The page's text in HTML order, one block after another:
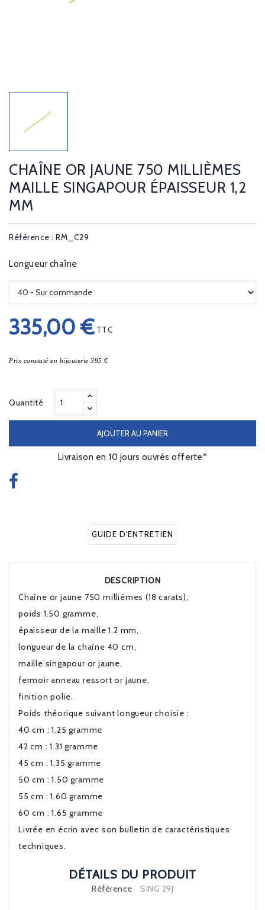
CHAÎNE OR JAUNE 750 MILLIÈMES
MAILLE SINGAPOUR ÉPAISSEUR 1,2
MM
Référence : RM_C29
Longueur chaîne
335,00 € TTC
Prix constaté en bijouterie 395 €
Quantité
AJOUTER AU PANIER
Livraison en 10 jours ouvrés offerte*
GUIDE D'ENTRETIEN
DESCRIPTION
Chaîne or jaune 750 millièmes (18 carats),
poids 1.50 gramme,
épaisseur de la maille 1.2 mm,
longueur de la chaîne 40 cm,
maille singapour or jaune,
fermoir anneau ressort or jaune,
finition polie.
Poids théorique suivant longueur choisie :
40 cm : 1.25 gramme
42 cm : 1.31 gramme
45 cm : 1.35 gramme
50 cm : 1.50 gramme
55 cm : 1.60 gramme
60 cm : 1.65 gramme
Livrée en écrin avec son bulletin de caractéristiques
techniques.
DÉTAILS DU PRODUIT
Référence SING 29J